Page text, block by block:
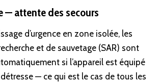
— attente des secours
d’urgence en zone isolée, les
et de sauvetage (SAR) sont
si l’appareil est équipé
détresse — ce qui est le cas de tous les